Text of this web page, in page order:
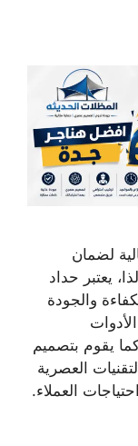
لضمان
يعتبر حداد
والجودة
كما يقوم بتصميم
العصرية
العملاء.